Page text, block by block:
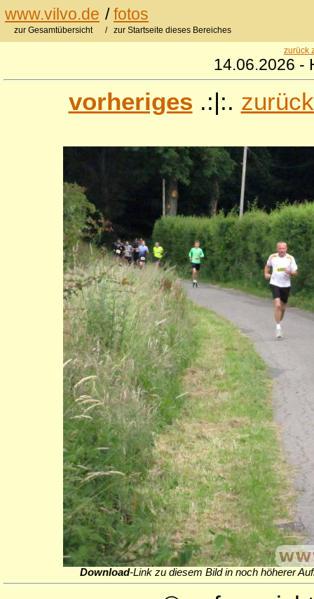
www.vilvo.de /fotos
zur Gesamtübersicht / zur Startseite dieses Bereiches
zurück
14.06.2026 -
vorheriges .:|:.
Download-Link zu diesem Bild in noch höherer